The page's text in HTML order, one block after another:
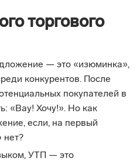
торгового
— это «изюминка»,
конкурентов. После
покупателей в
«Вау! Хочу!». Но как
если, на первый
нет?
УТП — это